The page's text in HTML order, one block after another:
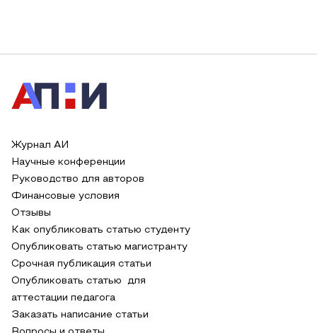
Журнал АИ
Научные конференции
Руководство для авторов
Финансовые условия
Отзывы
Как опубликовать статью студенту
Опубликовать статью магистранту
Срочная публикация статьи
Опубликовать статью для
аттестации педагога
Заказать написание статьи